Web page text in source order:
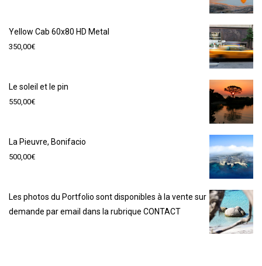
Yellow Cab 60x80 HD Metal
350,00€
Le soleil et le pin
550,00€
La Pieuvre, Bonifacio
500,00€
Les photos du Portfolio sont disponibles à la vente sur
demande par email dans la rubrique CONTACT